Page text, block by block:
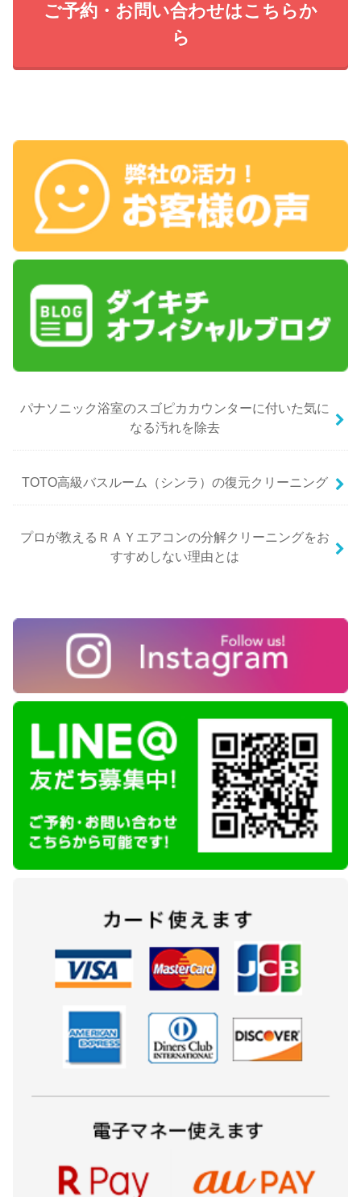
ご予約・お問い合わせはこちらか
ら
パナソニック浴室のスゴピカカウンターに付いた気に
なる汚れを除去
TOTO高級バスルーム（シンラ）の復元クリーニング
プロが教えるＲＡＹエアコンの分解クリーニングをお
すすめしない理由とは